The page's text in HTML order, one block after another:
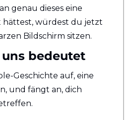
genau dieses eine
hättest, würdest du jetzt
Bildschirm sitzen.
bedeutet
Geschichte auf, eine
und fängt an, dich